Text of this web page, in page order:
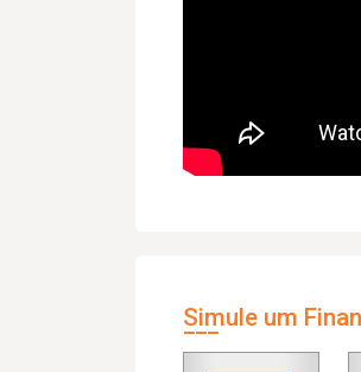
Simule um